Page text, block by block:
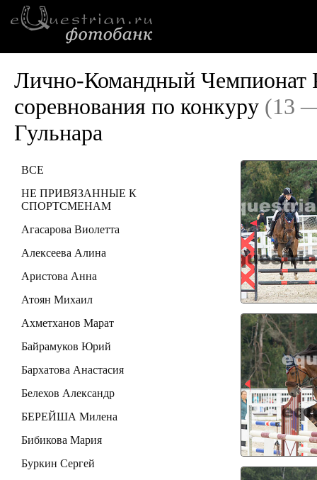
Лично-Командный Чемпионат
соревнования по конкуру (13
Гульнара
ВСЕ
НЕ ПРИВЯЗАННЫЕ К
СПОРТСМЕНАМ
Агасарова Виолетта
Алексеева Алина
Аристова Анна
Атоян Михаил
Ахметханов Марат
Байрамуков Юрий
Бархатова Анастасия
Белехов Александр
БЕРЕЙША Милена
Бибикова Мария
Буркин Сергей